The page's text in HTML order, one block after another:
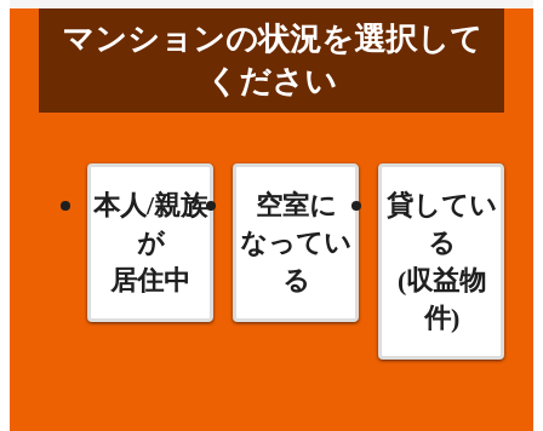
マンションの状況を選択して
ください
本人/親族
が
居住中
空室に
なってい
る
貸してい
る
(収益物
件)